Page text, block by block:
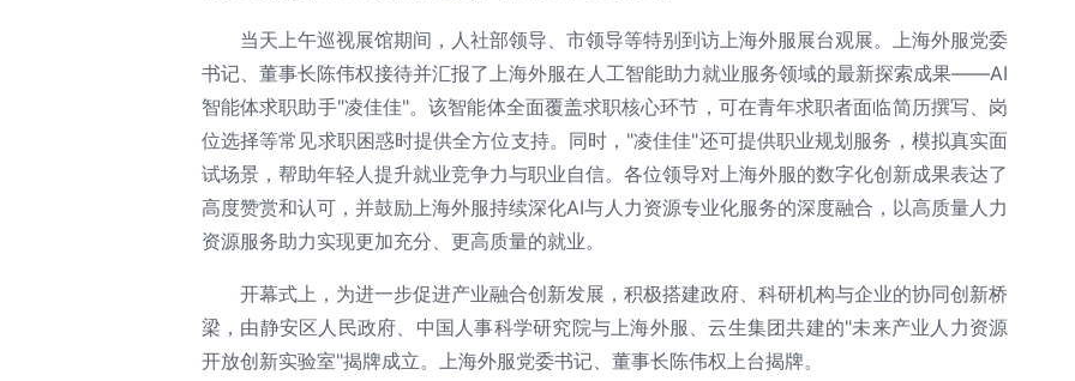
当天上午巡视展馆期间，人社部领导、市领导等特别到访上海外服展台观展。上海外服党委
书记、董事长陈伟权接待并汇报了上海外服在人工智能助力就业服务领域的最新探索成果——AI
智能体求职助手"凌佳佳"。该智能体全面覆盖求职核心环节，可在青年求职者面临简历撰写、岗
位选择等常见求职困惑时提供全方位支持。同时，"凌佳佳"还可提供职业规划服务，模拟真实面
试场景，帮助年轻人提升就业竞争力与职业自信。各位领导对上海外服的数字化创新成果表达了
高度赞赏和认可，并鼓励上海外服持续深化AI与人力资源专业化服务的深度融合，以高质量人力
资源服务助力实现更加充分、更高质量的就业。
开幕式上，为进一步促进产业融合创新发展，积极搭建政府、科研机构与企业的协同创新桥
梁，由静安区人民政府、中国人事科学研究院与上海外服、云生集团共建的"未来产业人力资源
开放创新实验室"揭牌成立。上海外服党委书记、董事长陈伟权上台揭牌。